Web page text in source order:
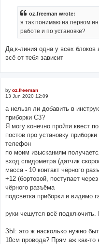
oz.freeman wrote:
я так понимаю на первом
работе и по установке?
Да,к-линия одна у всех блоков
всё от тебя зависит
by oz.freeman
13 Jun 2020 12:09
а нельзя ли добавить в
приборки С3?
Я могу конечно пройти квест
постов про установку
телефон
по моим изысканиям
вход спидометра (датчик
масса - 10 контакт чёрного
+12 (бортовой, поступает
чёрного разъёма
подсветка приборки и видимо
руки чешутся всё
ЗЫ: это ж насколько нужно
10см провода? Прям аж как-то